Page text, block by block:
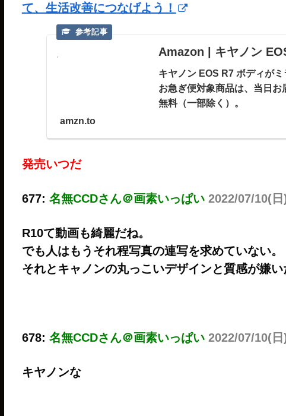
て、生活改善につなげよう！
Amazon | キヤノン
キヤノン EOS R7 ボディが
お急ぎ便対象商品は、当日
無料（一部除く）。
amzn.to
発売いつだ
677: 名無CCDさん＠画素いっぱい 2022/07/10(
R10て動画も綺麗だね。
でも人はもうそれ程写真の連写を求めていない。
それとキャノンの丸っこいデザインと質感が嫌い
678: 名無CCDさん＠画素いっぱい 2022/07/10(
キヤノンな